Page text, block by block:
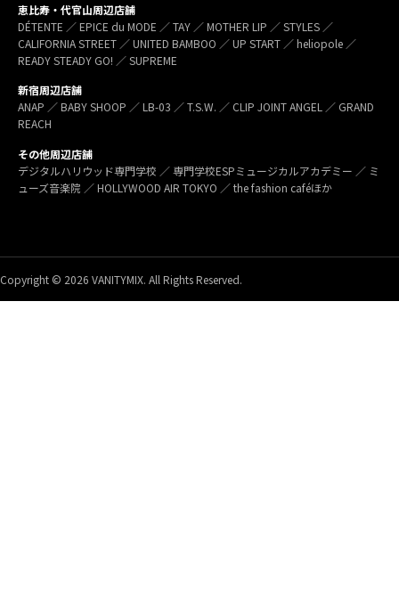
恵比寿・代官山周辺店舗
DÉTENTE ／ EPICE du MODE ／ TAY ／ MOTHER LIP ／ STYLES ／
CALIFORNIA STREET ／ UNITED BAMBOO ／ UP START ／ heliopole ／
READY STEADY GO! ／ SUPREME
新宿周辺店舗
ANAP ／ BABY SHOOP ／ LB-03 ／ T.S.W. ／ CLIP JOINT ANGEL ／ GRAND
REACH
その他周辺店舗
デジタルハリウッド専門学校 ／ 専門学校ESPミュージカルアカデミー ／ ミ
ューズ音楽院 ／ HOLLYWOOD AIR TOKYO ／ the fashion caféほか
Copyright © 2026 VANITYMIX. All Rights Reserved.